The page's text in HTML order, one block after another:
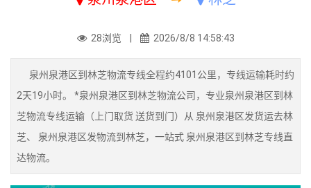
28浏览 | 2026/8/8 14:58:43
泉州泉港区到林芝物流专线全程约4101公里，专线运输耗时约
2天19小时。 *泉州泉港区到林芝物流公司，专业泉州泉港区到林
芝物流专线运输（上门取货 送货到门）从 泉州泉港区发货运去林
芝、 泉州泉港区发物流到林芝，一站式 泉州泉港区到林芝专线直
达物流。